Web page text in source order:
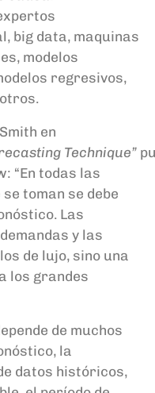
, big data, maquinas
, modelos
regresivos,
.
Smith en
Technique”
: “En todas las
toman se debe
Las
y las
de lujo, sino una
los grandes
de muchos
la
datos históricos,